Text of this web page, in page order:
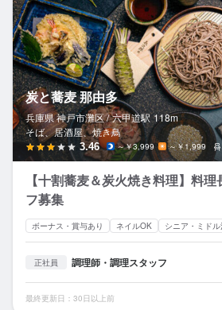
炭と蕎麦 那由多
兵庫県 神戸市灘区 / 六甲道駅 118m
そば、居酒屋、焼き鳥
3.46 ～￥3,999 ～￥1,999
【十割蕎麦＆炭火焼き料理】料
フ募集
ボーナス・賞与あり ネイルOK シニア・ミド
正社員 調理師・調理スタッフ
最終更新日：30日以上前